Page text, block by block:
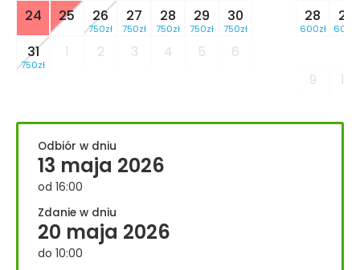
24
25 26
750zł
27
750zł
28
750zł
29
750zł
30
750zł
31
750zł
1 2 3 4 5 6
28
600zł
29
600zł
9 10
Odbiór w dniu
13 maja 2026
od 16:00
Zdanie w dniu
20 maja 2026
do 10:00